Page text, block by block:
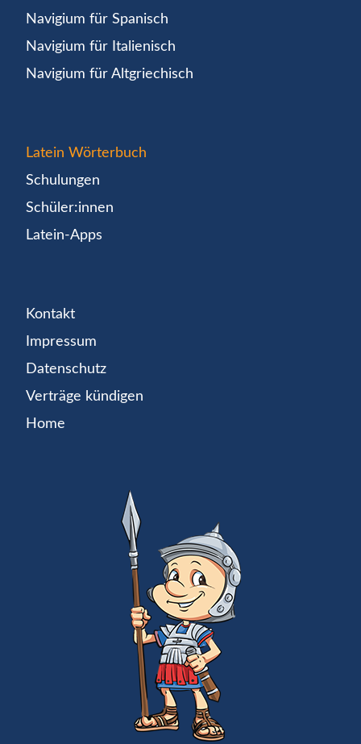
Navigium für Spanisch
Navigium für Italienisch
Navigium für Altgriechisch
Latein Wörterbuch
Schulungen
Schüler:innen
Latein-Apps
Kontakt
Impressum
Datenschutz
Verträge kündigen
Home